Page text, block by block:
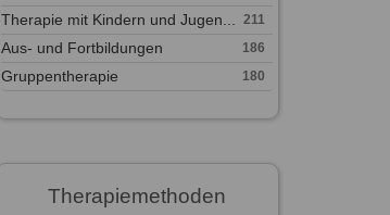
Therapie mit Kindern und Jugen... 211
Aus- und Fortbildungen 186
Gruppentherapie 180
Therapiemethoden